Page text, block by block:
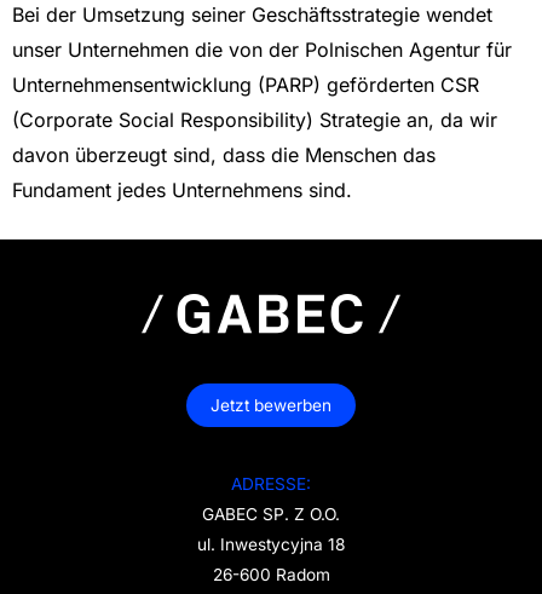
Bei der Umsetzung seiner Geschäftsstrategie wendet
unser Unternehmen die von der Polnischen Agentur für
Unternehmensentwicklung (PARP) geförderten CSR
(Corporate Social Responsibility) Strategie an, da wir
davon überzeugt sind, dass die Menschen das
Fundament jedes Unternehmens sind.
Jetzt bewerben
ADRESSE:
GABEC SP. Z O.O.
ul. Inwestycyjna 18
26-600 Radom